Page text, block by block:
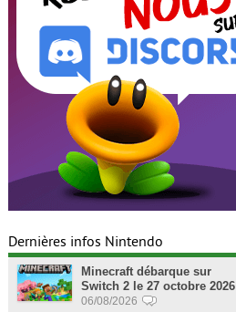
Dernières infos Nintendo
Minecraft débarque sur
Switch 2 le 27 octobre 2026
06/08/2026